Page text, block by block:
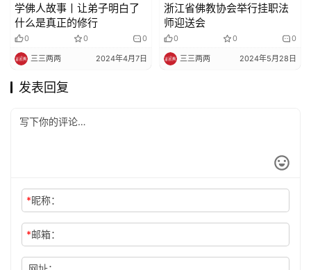
学佛人故事丨让弟子明白了
什么是真正的修行
0 0 0
三三两两 2024年4月7日
浙江省佛教协会举行挂职法
师迎送会
0 0 0
三三两两 2024年5月28日
发表回复
*昵称：
*邮箱：